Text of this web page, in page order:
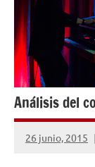
Análisis del
26 junio, 2015
No